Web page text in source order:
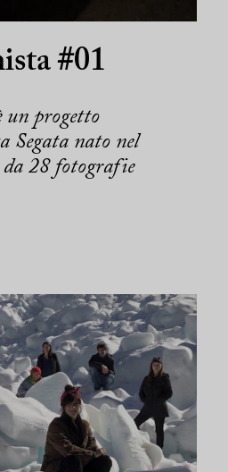
#01
un progetto
Segata nato nel
da 28 fotografie